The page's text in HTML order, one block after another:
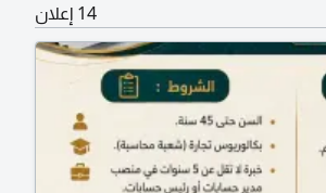
14 إعلان